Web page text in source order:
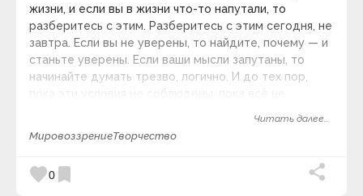
Александр Иванович Волошин
Александр Лосев
Александр Македонский
Александр Марков
Александр Скрябин
Алексей Ремович Хохлов
Алексис Токвиль
Алессандро д`Авения
жизни, и если вы в жизни что-то напутали, то
разберитесь с этим. Разберитесь с этим сегодня, не
завтра. Если вы не уверены, то найдите, почему — и
станьте уверены. Если ваши мысли запутаны, то
начинайте думать трезво, логично. И до тех пор,
пока эти условия не соблюдены, пока всё не
Читать далее...
МировоззрениеТворчество
favorite0 bookmark
компьютер.
keyboard_arrow_down